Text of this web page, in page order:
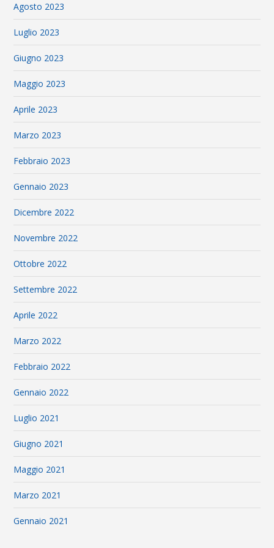
Agosto 2023
Luglio 2023
Giugno 2023
Maggio 2023
Aprile 2023
Marzo 2023
Febbraio 2023
Gennaio 2023
Dicembre 2022
Novembre 2022
Ottobre 2022
Settembre 2022
Aprile 2022
Marzo 2022
Febbraio 2022
Gennaio 2022
Luglio 2021
Giugno 2021
Maggio 2021
Marzo 2021
Gennaio 2021